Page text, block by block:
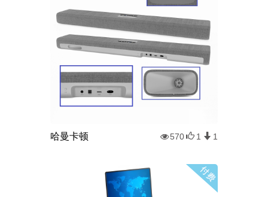
哈曼卡顿 570 1 1